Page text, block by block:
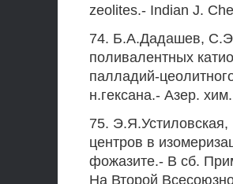
zeolites.- Indian J.
74. Б.А.Дадашев,
поливалентных
палладий-
н.гексана.- Азер.
75.
центров в
фожазите.- В сб.
На Второй